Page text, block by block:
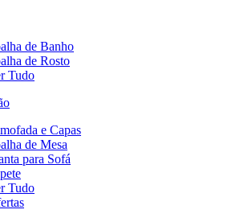
de Banho
de Rosto
Tudo
e Capas
de Mesa
para Sofá
Tudo